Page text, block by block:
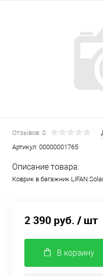
Отзывов: 0
Артикул: 00000001765
Описание товара:
Коврик в багажник LIFAN
2 390 руб. / шт
В корзину